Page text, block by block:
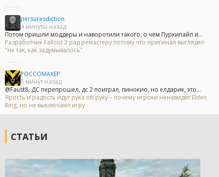
persuresdiction
4 минуты назад
Потом пришли моддеры и наворотили такого, о чем Пуркипайл и...
Разработчик Fallout 3 рад ремастеру потому что оригинал выглядел
"не так, как задумывалось"
POCCOMAXEP
5 минут назад
@Faust8, ДС перепрошел, дс 2 поиграл, пинокио, но елдарик, это...
Ярость и радость идут рука об руку – почему игроки ненавидят Elden
Ring, но не выключают игру
СТАТЬИ